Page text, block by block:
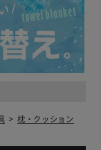
枕・クッション